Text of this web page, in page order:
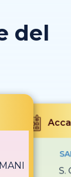
del
S.